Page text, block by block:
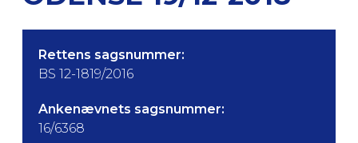
Rettens sagsnummer:
BS 12-1819/2016
Ankenævnets sagsnummer:
16/6368